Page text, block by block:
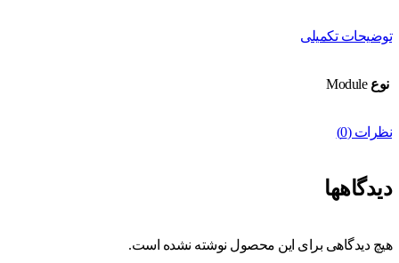
توضیحات تکمیلی
نوع Module
نظرات (0)
دیدگاهها
هیچ دیدگاهی برای این محصول نوشته نشده است.